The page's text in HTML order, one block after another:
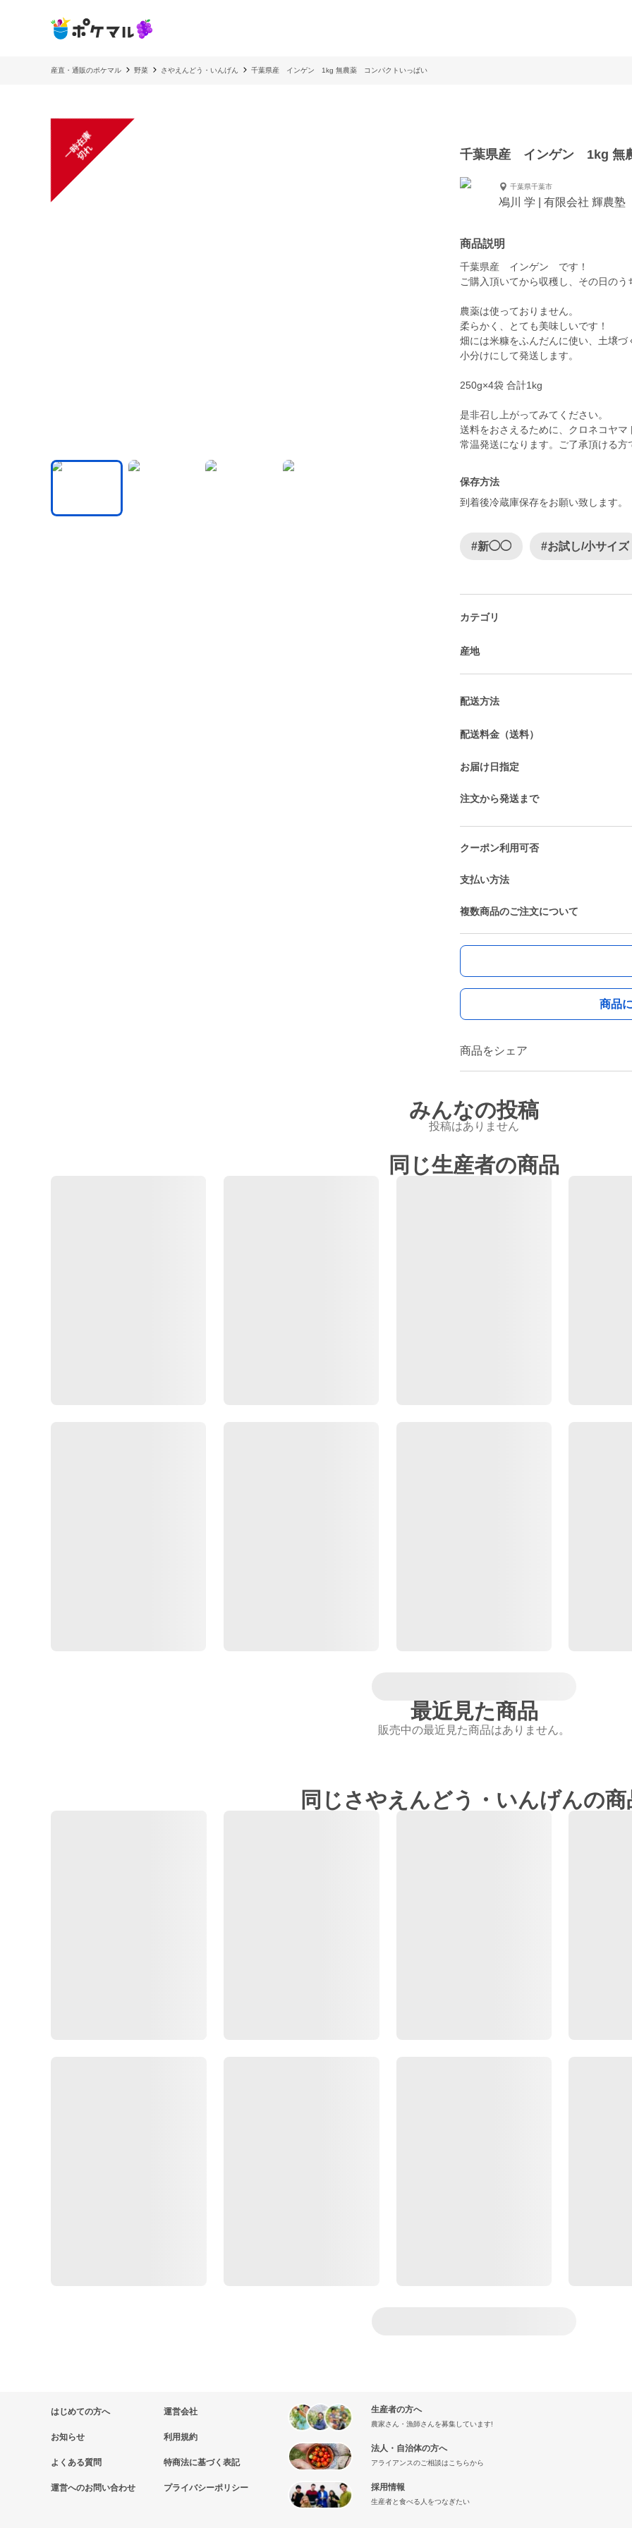
産直・通販のポケマル 野菜 さやえんどう・いんげん 千葉県産 インゲン 1kg 無農薬 コンパクトいっぱい
一
時
在
庫
切
れ 千葉県産 インゲン 1kg 無
千葉県千葉市
鳰川 学 | 有限会社 輝農塾
商品説明
千葉県産 インゲン です！
ご購入頂いてから収穫し、その日の
農薬は使っておりません。
柔らかく、とても美味しいです！
畑には米糠をふんだんに使い、土壌
小分けにして発送します。
250g×4袋 合計1kg
是非召し上がってみてください。
送料をおさえるために、クロネコヤ
常温発送になります。ご了承頂ける
保存方法
到着後冷蔵庫保存をお願い致します。
#新◯◯ #お試し/小サイズ
カテゴリ
産地
配送方法
配送料金（送料）
お届け日指定
注文から発送まで
クーポン利用可否
支払い方法
複数商品のご注文について
商品
商品をシェア
みんなの投稿
投稿はありません
同じ生産者の商品
最近見た商品
販売中の最近見た商品はありません。
同じさやえんどう・いんげんの商
はじめての方へ
お知らせ
よくある質問
運営へのお問い合わせ
運営会社
利用規約
特商法に基づく表記
プライバシーポリシー
生産者の方へ
農家さん・漁師さんを募集しています!
法人・自治体の方へ
アライアンスのご相談はこちらから
採用情報
生産者と食べる人をつなぎたい